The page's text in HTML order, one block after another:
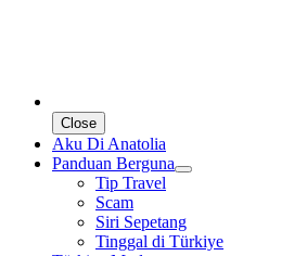
Close
Aku Di Anatolia
Panduan Berguna
Tip Travel
Scam
Siri Sepetang
Tinggal di Türkiye